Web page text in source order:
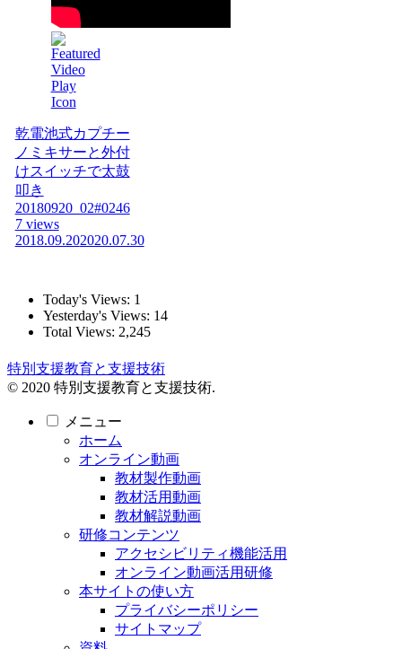
乾電池式カプチー
ノミキサーと外付
けスイッチで太鼓
叩き
20180920_02#0246
7 views
2018.09.202020.07.30
Today's Views: 1
Yesterday's Views: 14
Total Views: 2,245
特別支援教育と支援技術
© 2020 特別支援教育と支援技術.
メニュー
ホーム
オンライン動画
教材製作動画
教材活用動画
教材解説動画
研修コンテンツ
アクセシビリティ機能活用
オンライン動画活用研修
本サイトの使い方
プライバシーポリシー
サイトマップ